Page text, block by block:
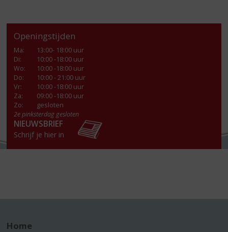
Openingstijden
Ma:
13:00- 18:00 uur
Di:
10:00 -18:00 uur
Wo:
10:00 -18:00 uur
Do:
10:00 - 21:00 uur
Vr:
10:00 -18:00 uur
Za:
09:00 -18:00 uur
Zo:
gesloten
2e pinksterdag gesloten
NIEUWSBRIEF
Schrijf je hier in
Home